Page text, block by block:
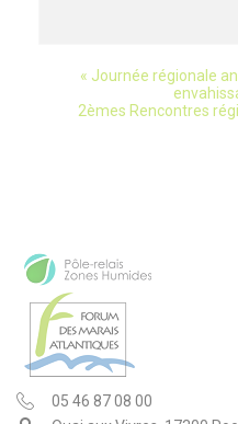
évènement
« Journée régionale
2èmes Rencontres
05 46 87 08 00